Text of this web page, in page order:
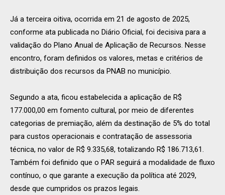
Já a terceira oitiva, ocorrida em 21 de agosto de 2025,
conforme ata publicada no Diário Oficial, foi decisiva para a
validação do Plano Anual de Aplicação de Recursos. Nesse
encontro, foram definidos os valores, metas e critérios de
distribuição dos recursos da PNAB no município.
Segundo a ata, ficou estabelecida a aplicação de R$
177.000,00 em fomento cultural, por meio de diferentes
categorias de premiação, além da destinação de 5% do total
para custos operacionais e contratação de assessoria
técnica, no valor de R$ 9.335,68, totalizando R$ 186.713,61.
Também foi definido que o PAR seguirá a modalidade de fluxo
contínuo, o que garante a execução da política até 2029,
desde que cumpridos os prazos legais.